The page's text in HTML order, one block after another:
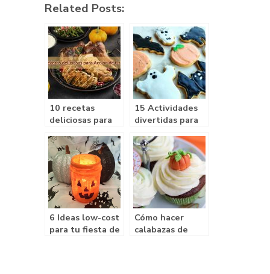
Related Posts:
10 recetas
deliciosas para
de Gracias en
familia
15 Actividades
divertidas para
Halloween
6 Ideas low-cost
para tu fiesta de
Cómo hacer
calabazas de